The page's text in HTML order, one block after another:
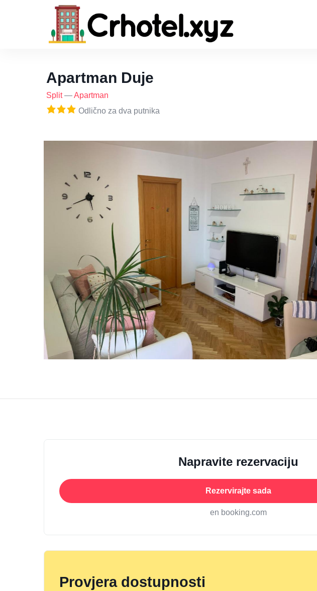
Apartman Duje
Split—Apartman
Odlično za dva putnika
Napravite rezervaciju
Rezervirajte sada
en booking.com
Provjera dostupnosti